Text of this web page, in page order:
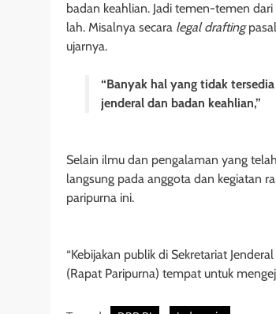
badan keahlian. Jadi temen-temen
lah. Misalnya secara legal drafting
ujarnya.
“Banyak hal yang tidak
jenderal dan badan keahlian,”
Selain ilmu dan pengalaman yang
langsung pada anggota dan kegiatan
paripurna ini.
“Kebijakan publik di Sekretariat
(Rapat Paripurna) tempat untuk